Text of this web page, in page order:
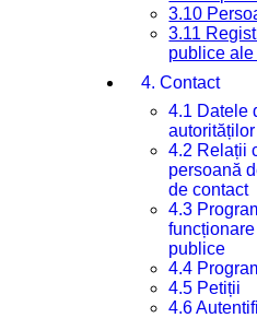
3.10
3.11
publice
4. Contact
4.1 Datele
4.2 Relații
persoană
de contact
4.3
publice
4.4
4.5 Petiții
4.6